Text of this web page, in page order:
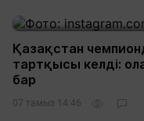
Қазақстан
тартқысы келді:
бар
07 тамыз 14:46